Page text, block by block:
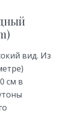
вид. Из
см в